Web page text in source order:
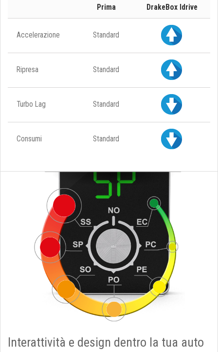
Prima DrakeBox Idrive
Accelerazione Standard
Ripresa Standard
Turbo Lag Standard
Consumi Standard
Interattività e design dentro la tua auto